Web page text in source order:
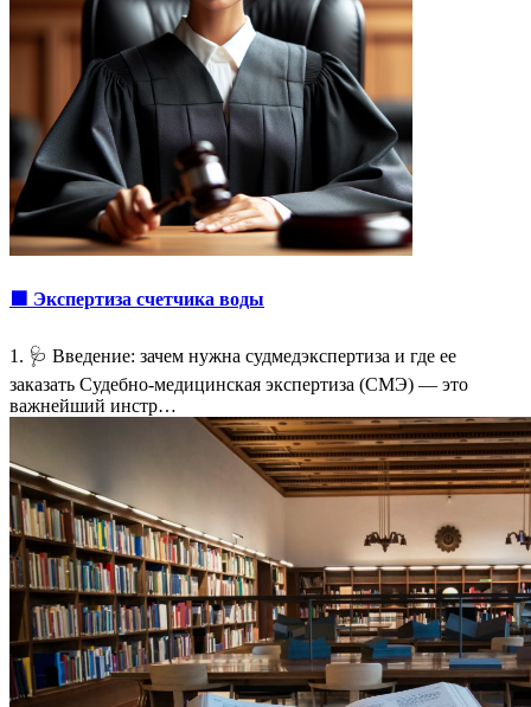
🟩 Экспертиза счетчика воды
1. 🩺 Введение: зачем нужна судмедэкспертиза и где ее
заказать Судебно-медицинская экспертиза (СМЭ) — это
важнейший инстр…